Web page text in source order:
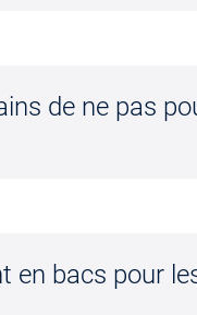
de ne pas
en bacs pour